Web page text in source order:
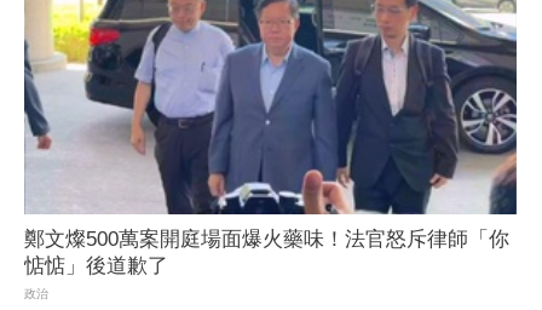
鄭文燦500萬案開庭場面爆火藥味！法官怒斥律師「你
惦惦」後道歉了
政治